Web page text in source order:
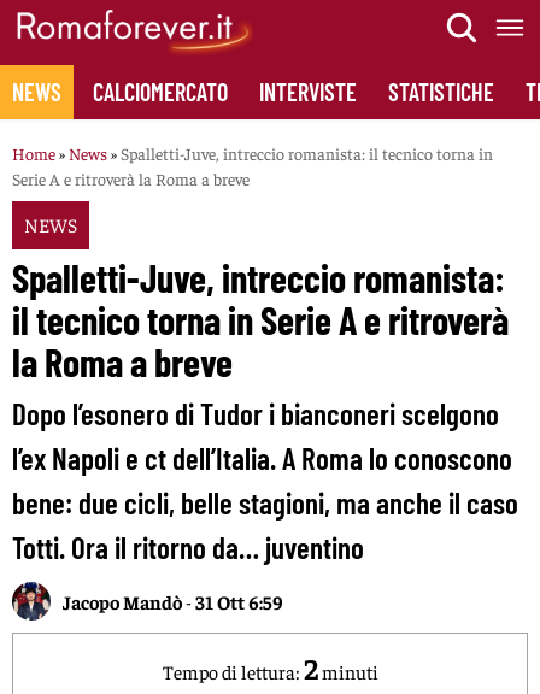
Skip
content
NEWS CALCIOMERCATO INTERVISTE STATISTICHE
Home» News»Spalletti-Juve, intreccio romanista: il tecnico torna in
Serie A e ritroverà la Roma a breve
NEWS
Spalletti-Juve, intreccio romanista:
il tecnico torna in Serie A e ritroverà
la Roma a breve
Dopo l’esonero di Tudor i bianconeri scelgono
l’ex Napoli e ct dell’Italia. A Roma lo conoscono
bene: due cicli, belle stagioni, ma anche il caso
Totti. Ora il ritorno da… juventino
Jacopo Mandò-31 Ott 6:59
Tempo di lettura: 2minuti